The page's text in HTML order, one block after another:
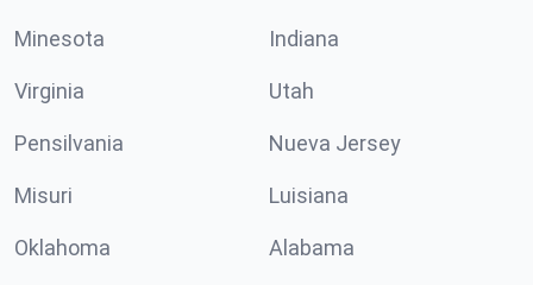
Minesota Indiana
Virginia Utah
Pensilvania Nueva Jersey
Misuri Luisiana
Oklahoma Alabama